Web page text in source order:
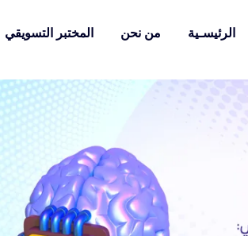
الرئيسـية من نحن المختبر التسويقي